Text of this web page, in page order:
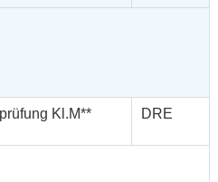
Kl.M** DRE